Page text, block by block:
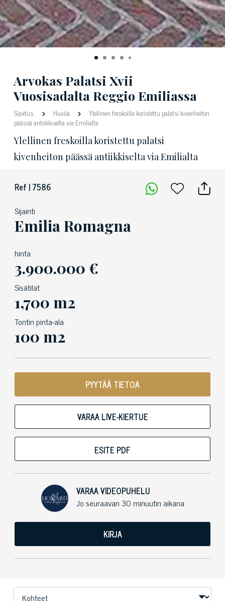
Arvokas Palatsi Xvii
Vuosisadalta Reggio Emiliassa
Sijoitus Huvila
Ylellinen freskoilla koristettu palatsi kivenheiton
päässä antiikkiselta via Emilialta
Ylellinen freskoilla koristettu palatsi
kivenheiton päässä antiikkiselta via Emilialta
Ref | 7586
Sijainti
Emilia Romagna
hinta
3.900.000 €
Sisätilat
1,700 m2
Tontin pinta-ala
100 m2
PYYTÄÄ TIETOA
VARAA LIVE-KIERTUE
ESITE PDF
VARAA VIDEOPUHELU
Jo seuraavan 30 minuutin aikana
KIRJA